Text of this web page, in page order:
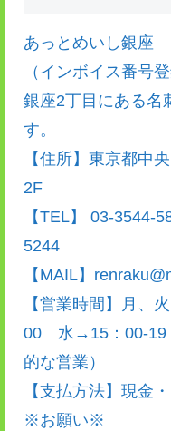
あっとめいし銀座
（インボイス番号登
銀座2丁目にある名
す。
【住所】東京都中
2F
【TEL】 03-3544-
5244
【MAIL】
【営業時間】月、
00 水→15：00-19
的な営業）
【支払方法】現金
※お願い※